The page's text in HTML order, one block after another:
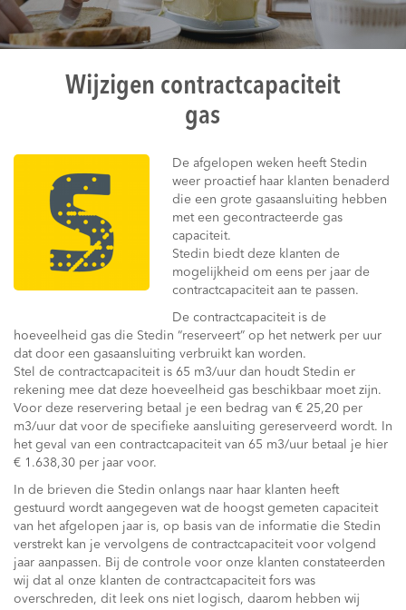
Wijzigen contractcapaciteit
gas
De afgelopen weken heeft Stedin
weer proactief haar klanten benaderd
die een grote gasaansluiting hebben
met een gecontracteerde gas
capaciteit.
Stedin biedt deze klanten de
mogelijkheid om eens per jaar de
contractcapaciteit aan te passen.
De contractcapaciteit is de
hoeveelheid gas die Stedin “reserveert” op het netwerk per uur
dat door een gasaansluiting verbruikt kan worden.
Stel de contractcapaciteit is 65 m3/uur dan houdt Stedin er
rekening mee dat deze hoeveelheid gas beschikbaar moet zijn.
Voor deze reservering betaal je een bedrag van € 25,20 per
m3/uur dat voor de specifieke aansluiting gereserveerd wordt. In
het geval van een contractcapaciteit van 65 m3/uur betaal je hier
€ 1.638,30 per jaar voor.
In de brieven die Stedin onlangs naar haar klanten heeft
gestuurd wordt aangegeven wat de hoogst gemeten capaciteit
van het afgelopen jaar is, op basis van de informatie die Stedin
verstrekt kan je vervolgens de contractcapaciteit voor volgend
jaar aanpassen. Bij de controle voor onze klanten constateerden
wij dat al onze klanten de contractcapaciteit fors was
overschreden, dit leek ons niet logisch, daarom hebben wij